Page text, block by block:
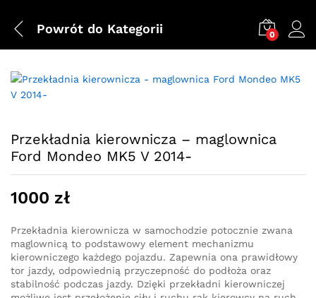
Powrót do Kategorii 0
Przekładnia kierownicza – maglownica
Ford Mondeo MK5 V 2014-
1000 zł
Przekładnia kierownicza w samochodzie potocznie zwana
maglownicą to podstawowy element mechanizmu
kierowniczego każdego pojazdu. Zapewnia ona prawidłowy
tor jazdy, odpowiednią przyczepność do podłoża oraz
stabilność podczas jazdy. Dzięki przekładni kierowniczej